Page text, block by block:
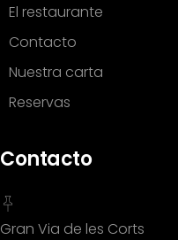
El restaurante
Contacto
Nuestra carta
Reservas
Contacto
Gran Via de les Corts